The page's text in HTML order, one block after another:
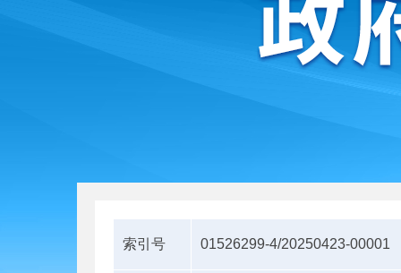
索引号 01526299-4/20250423-00001